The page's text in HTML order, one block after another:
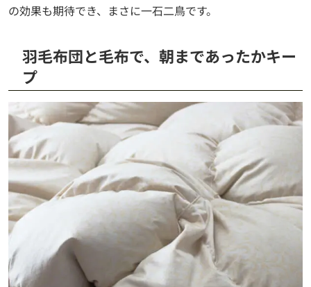
の効果も期待でき、まさに一石二鳥です。
羽毛布団と毛布で、朝まであったかキー
プ